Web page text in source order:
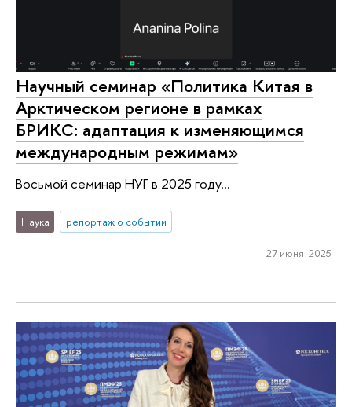
Научный семинар «Политика Китая в
Арктическом регионе в рамках
БРИКС: адаптация к изменяющимся
международным режимам»
Восьмой семинар НУГ в 2025 году...
Наука репортаж о событии
27 июня 2025